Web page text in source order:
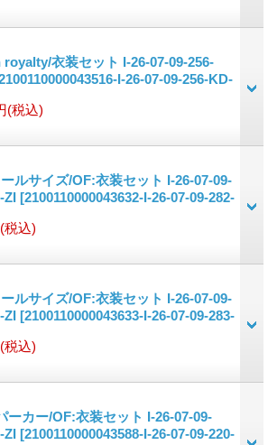
衣装セット I-26-07-09-256-
I-26-07-09-256-KD-
(税込)
ルサイズ/OF:衣装セット I-26-07-09-
ZI [2100110000043632-I-26-07-09-282-
(税込)
ルサイズ/OF:衣装セット I-26-07-09-
ZI [2100110000043633-I-26-07-09-283-
(税込)
ーカー/OF:衣装セット I-26-07-09-
ZI [2100110000043588-I-26-07-09-220-